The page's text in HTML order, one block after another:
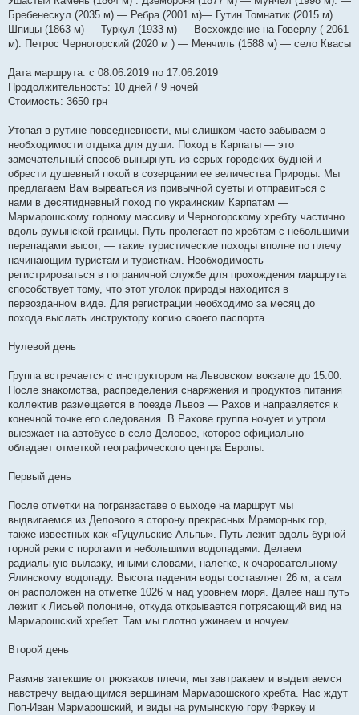
Бребенескул (2035 м) — Ребра (2001 м)— Гутин Томнатик (2015 м).
Шпицы (1863 м) — Туркул (1933 м) — Восхождение на Говерлу ( 2061
м). Петрос Черногорский (2020 м ) — Менчиль (1588 м) — село Квасы
Дата маршрута: с 08.06.2019 по 17.06.2019
Продолжительность: 10 дней / 9 ночей
Стоимость: 3650 грн
Утопая в рутине повседневности, мы слишком часто забываем о
необходимости отдыха для души. Поход в Карпаты — это
замечательный способ вынырнуть из серых городских будней и
обрести душевный покой в созерцании ее величества Природы. Мы
предлагаем Вам вырваться из привычной суеты и отправиться с
нами в десятидневный поход по украинским Карпатам —
Мармарошскому горному массиву и Черногорскому хребту частично
вдоль румынской границы. Путь пролегает по хребтам с небольшими
перепадами высот, — такие туристические походы вполне по плечу
начинающим туристам и туристкам. Необходимость
регистрироваться в пограничной службе для прохождения маршрута
способствует тому, что этот уголок природы находится в
первозданном виде. Для регистрации необходимо за месяц до
похода выслать инструктору копию своего паспорта.
Нулевой день
Группа встречается с инструктором на Львовском вокзале до 15.00.
После знакомства, распределения снаряжения и продуктов питания
коллектив размещается в поезде Львов — Рахов и направляется к
конечной точке его следования. В Рахове группа ночует и утром
выезжает на автобусе в село Деловое, которое официально
обладает отметкой географического центра Европы.
Первый день
После отметки на погранзаставе о выходе на маршрут мы
выдвигаемся из Делового в сторону прекрасных Мраморных гор,
также известных как «Гуцульские Альпы». Путь лежит вдоль бурной
горной реки с порогами и небольшими водопадами. Делаем
радиальную вылазку, иными словами, налегке, к очаровательному
Ялинскому водопаду. Высота падения воды составляет 26 м, а сам
он расположен на отметке 1026 м над уровнем моря. Далее наш путь
лежит к Лисьей полонине, откуда открывается потрясающий вид на
Мармарошский хребет. Там мы плотно ужинаем и ночуем.
Второй день
Размяв затекшие от рюкзаков плечи, мы завтракаем и выдвигаемся
навстречу выдающимся вершинам Мармарошского хребта. Нас ждут
Поп-Иван Мармарошский, и виды на румынскую гору Феркеу и